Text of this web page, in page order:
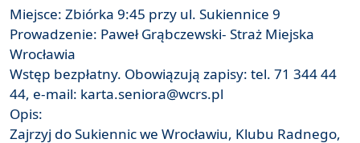
Miejsce: Zbiórka 9:45 przy ul. Sukiennice 9
Prowadzenie: Paweł Grąbczewski- Straż Miejska
Wrocławia
Wstęp bezpłatny. Obowiązują zapisy: tel. 71 344 44
44, e-mail: karta.seniora@wcrs.pl
Opis:
Zajrzyj do Sukiennic we Wrocławiu, Klubu Radnego,